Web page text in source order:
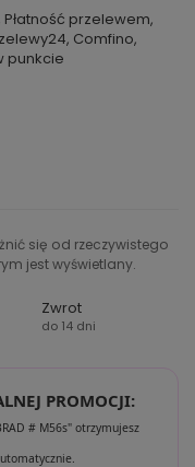
przelewem,
Comfino,
punkcie
się od rzeczywistego
jest wyświetlany.
Zwrot
do 14 dni
PROMOCJI:
# M56s" otrzymujesz